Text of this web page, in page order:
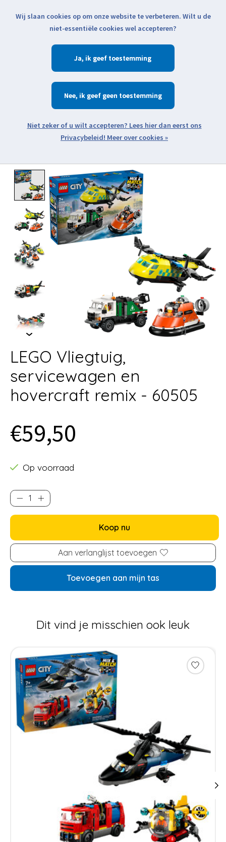
Klik voor actuele verzendinformatie...
Verlanglijst
Zoeken
Open webshop menu
Product image slideshow Items
LEGO Vliegtuig,
servicewagen en
hovercraft remix - 60505
€59,50
Op voorraad
Koop nu
Aan verlanglijst toevoegen
Toevoegen aan mijn tas
Dit vind je misschien ook leuk
Items van productcarrousel
Wij slaan cookies op om onze website te verbeteren. Wilt u de
niet-essentiële cookies wel accepteren?
Ja
Nee
Meer over cookies »